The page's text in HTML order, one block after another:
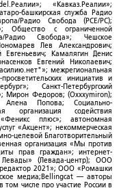
«Кавказ.Реалии»;
башкирская служба Радио
Радио Свобода (PCE/PC);
Общество с ограниченной
Радио Свобода»; Чешское
Лев Александрович;
Камалягин Денис
Евгений Николаевич;
межрегиональная
инициатив и
Санкт-Петербургский
Мирон Федоров; (Oxxxymiron);
Алена Попова; Социально-
организация содействия
плюс»; автономная
«Акцент»; некоммерческая
целевой Благотворительный
организация «Мы против
прав граждан»; интернет-
(Левада-центр); ООО
2021»; ООО «Ромашки
медиа;Bellingcat — авторы
числе про участие России в